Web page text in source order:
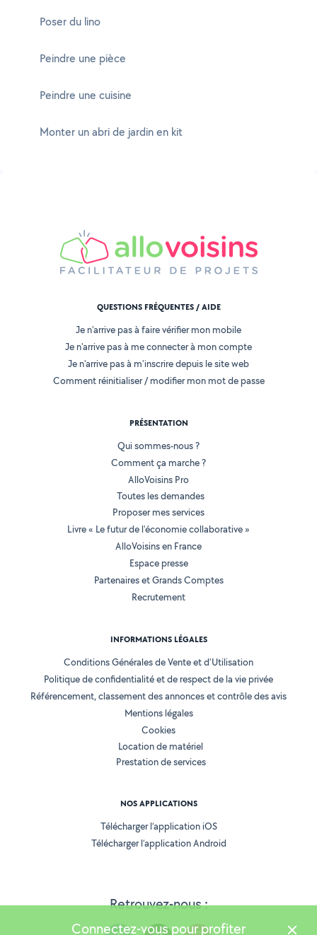
Poser du lino
Peindre une pièce
Peindre une cuisine
Monter un abri de jardin en kit
Retrouvez-nous :
QUESTIONS FRÉQUENTES / AIDE
Je n'arrive pas à faire vérifier mon mobile
Je n'arrive pas à me connecter à mon compte
Je n'arrive pas à m'inscrire depuis le site web
Comment réinitialiser / modifier mon mot de passe
PRÉSENTATION
Qui sommes-nous ?
Comment ça marche ?
AlloVoisins Pro
Toutes les demandes
Proposer mes services
Livre « Le futur de l'économie collaborative »
AlloVoisins en France
Espace presse
Partenaires et Grands Comptes
Recrutement
INFORMATIONS LÉGALES
Conditions Générales de Vente et d'Utilisation
Politique de confidentialité et de respect de la vie privée
Référencement, classement des annonces et contrôle des avis
Mentions légales
Cookies
Location de matériel
Prestation de services
NOS APPLICATIONS
Télécharger l’application iOS
Télécharger l’application Android
Connectez-vous pour profiter